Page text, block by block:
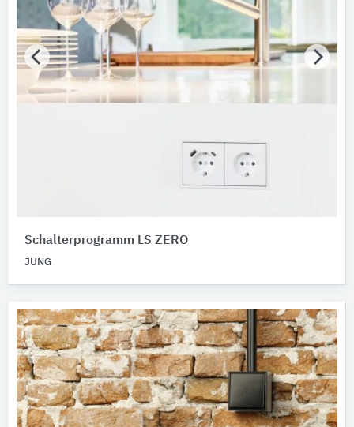
Schalterprogramm LS ZERO
JUNG